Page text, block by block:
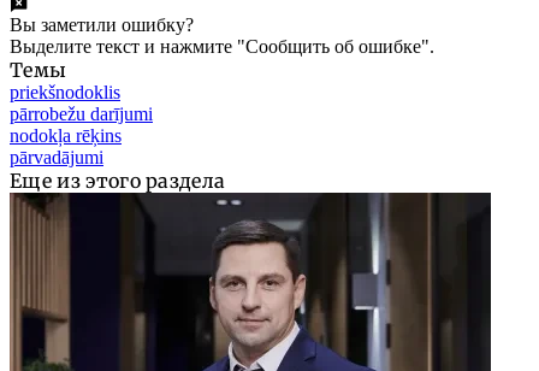
Вы заметили ошибку?
Выделите текст и нажмите "Сообщить об ошибке".
Темы
priekšnodoklis
pārrobežu darījumi
nodokļa rēķins
pārvadājumi
Еще из этого раздела